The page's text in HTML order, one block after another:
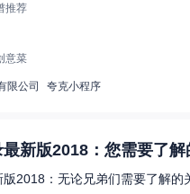
推荐
意菜
限公司 夸克小程序
新版2018：您需要了
2018：无论兄弟们需要了解